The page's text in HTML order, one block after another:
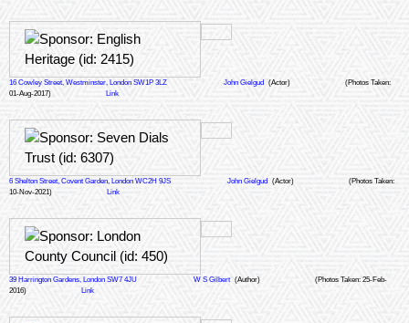
16 Cowley Street, Westminster, London SW1P 3LZ John Gielgud (Actor)
(Photos Taken:
01-Aug-2017)
Link
6 Shelton Street, Covent Garden, London WC2H 9JS John Gielgud (Actor)
(Photos Taken:
10-Nov-2021)
Link
39 Harrington Gardens, London SW7 4JU W S Gilbert (Author)
(Photos Taken: 25-Feb-
2016)
Link